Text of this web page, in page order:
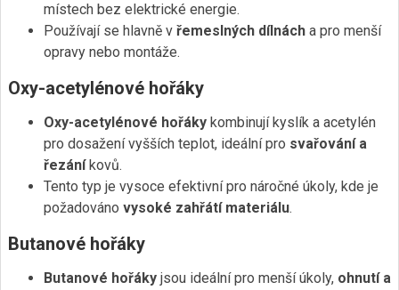
místech bez elektrické energie.
Používají se hlavně v řemeslných dílnách a pro menší
opravy nebo montáže.
Oxy-acetylénové hořáky
Oxy-acetylénové hořáky kombinují kyslík a acetylén
pro dosažení vyšších teplot, ideální pro svařování a
řezáníkovů.
Tento typ je vysoce efektivní pro náročné úkoly, kde je
požadováno vysoké zahřátí materiálu.
Butanové hořáky
Butanové hořáky jsou ideální pro menší úkoly, ohnutí a